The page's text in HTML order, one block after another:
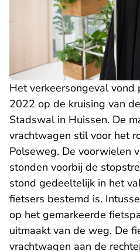
Het verkeersongeval
2022 op de kruising van
Stadswal in Huissen. De
vrachtwagen stil voor het
Polseweg. De voorwielen
stonden voorbij de
stond gedeeltelijk in het
fietsers bestemd is.
op het gemarkeerde
uitmaakt van de weg. De
vrachtwagen aan de